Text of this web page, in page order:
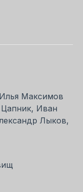
Максимов
Иван
Лыков,